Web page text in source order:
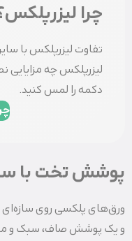
چرا
تفاوت لیزرپلکس با
لیزرپلکس چه
دکمه را لمس کنید.
پوشش تخت با
ورق‌های پلکسی روی سازه‌ای
و یک پوشش صاف، سبک و